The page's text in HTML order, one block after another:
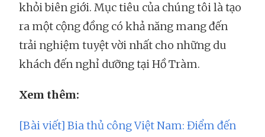
khỏi biên giới. Mục tiêu của chúng tôi là tạo
ra một cộng đồng có khả năng mang đến
trải nghiệm tuyệt vời nhất cho những du
khách đến nghỉ dưỡng tại Hồ Tràm.
Xem thêm:
[Bài viết] Bia thủ công Việt Nam: Điểm đến